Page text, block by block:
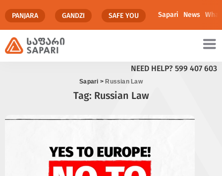
PANJARA GANDZI SAFE YOU Sapari News
NEED HELP? 599 407 603
Sapari > Russian Law
Tag: Russian Law